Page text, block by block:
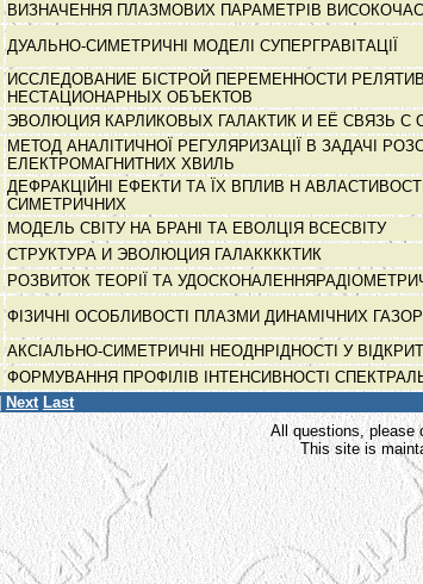
ВИЗНАЧЕННЯ ПЛАЗМОВИХ ПАРАМЕТРІВ
ДУАЛЬНО-СИМЕТРИЧНІ МОДЕЛІ СУПЕРГРАВІТАЦІЇ
ИССЛЕДОВАНИЕ БІСТРОЙ ПЕРЕМЕННОСТИ
НЕСТАЦИОНАРНЫХ ОБЪЕКТОВ
ЭВОЛЮЦИЯ КАРЛИКОВЫХ ГАЛАКТИК И ЕЁ СВЯЗЬ С
МЕТОД АНАЛІТИЧНОЇ РЕГУЛЯРИЗАЦІЇ В ЗАДАЧІ
ЕЛЕКТРОМАГНИТНИХ ХВИЛЬ
ДЕФРАКЦІЙНІ ЕФЕКТИ ТА ЇХ ВПЛИВ Н
СИМЕТРИЧНИХ
МОДЕЛЬ СВІТУ НА БРАНІ ТА ЕВОЛЦІЯ ВСЕСВІТУ
СТРУКТУРА И ЭВОЛЮЦИЯ ГАЛАККККТИК
РОЗВИТОК ТЕОРІЇ ТА
ФІЗИЧНІ ОСОБЛИВОСТІ ПЛАЗМИ ДИНАМІЧНИХ
АКСІАЛЬНО-СИМЕТРИЧНІ НЕОДНРІДНОСТІ У
ФОРМУВАННЯ ПРОФІЛІВ ІНТЕНСИВНОСТІ
Next Last
All questions, please
This site is